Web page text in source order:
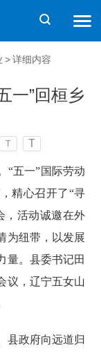
> 详细内容
一”回桓乡
T T
“五一”国际劳动
精心召开了“寻
，活动诚邀在外
为纽带，以发展
量。县委书记田
议，辽宁五女山
县政府向远道归